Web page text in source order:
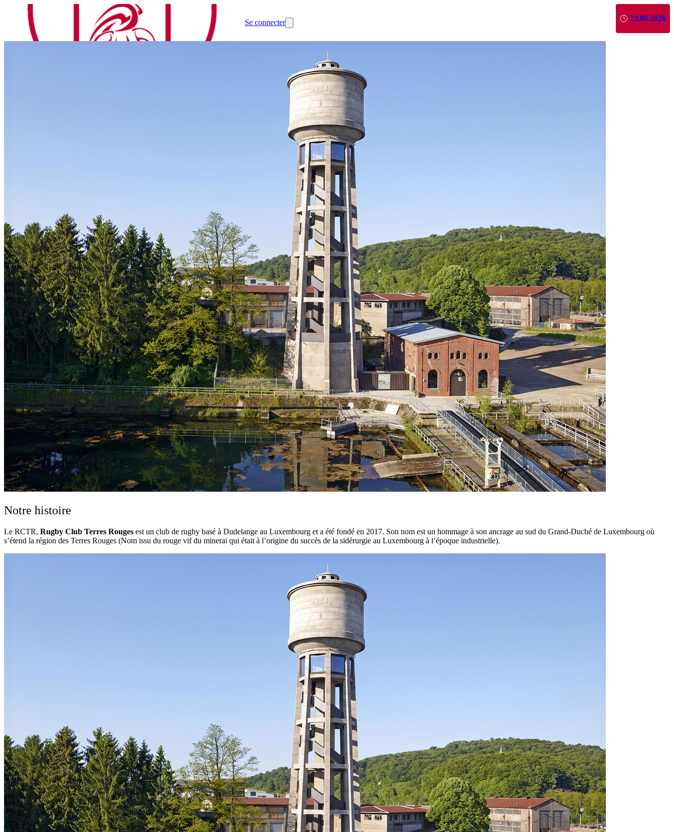
Se connecter
Notre histoire
Le RCTR, Rugby Club Terres Rouges est un club de rugby basé à Dudelange au Luxembourg et a été fondé en 2017. Son nom est un hommage à son ancrage au sud du Grand-Duché de Luxembourg où
s’étend la région des Terres Rouges (Nom issu du rouge vif du minerai qui était à l’origine du succès de la sidérurgie au Luxembourg à l’époque industrielle).
23.06.2026